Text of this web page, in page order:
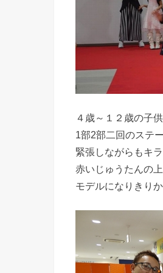
４歳～１２歳の子
1部2部二回のステ
緊張しながらもキラ
赤いじゅうたんの
モデルになりきり